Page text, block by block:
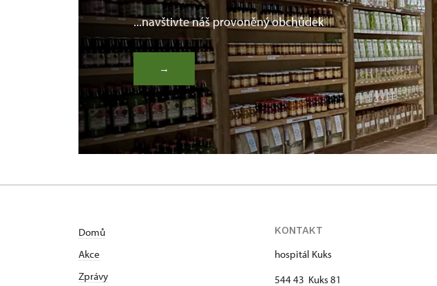
...navštivte náš provoněný obchůdek
→
Domů
Akce
Zprávy
KONTAKT
hospitál Kuks
544 43 Kuks 81